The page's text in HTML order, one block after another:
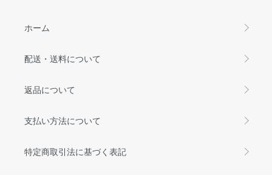
ホーム
配送・送料について
返品について
支払い方法について
特定商取引法に基づく表記